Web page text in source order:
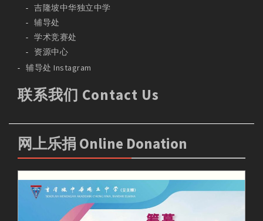
吉隆坡中华独立中学
辅导处
学术竞赛处
资源中心
辅导处 Instagram
联系我们 Contact Us
网上乐捐 Online Donation